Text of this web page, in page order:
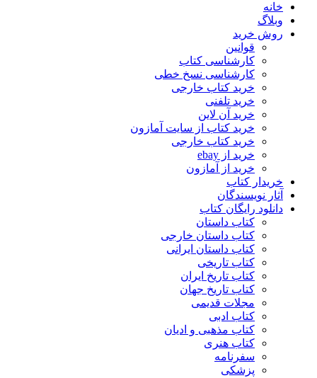
خانه
وبلاگ
روش خرید
قوانین
کارشناسی کتاب
کارشناسی نسخ خطی
خرید کتاب خارجی
خرید تلفنی
خرید آن لاین
خرید کتاب از سایت آمازون
خرید کتاب خارجی
خرید از ebay
خرید از آمازون
خریدار کتاب
آثار نویسندگان
دانلود رایگان کتاب
کتاب داستان
کتاب داستان خارجی
کتاب داستان ایرانی
کتاب تاریخی
کتاب تاریخ ایران
کتاب تاریخ جهان
مجلات قدیمی
کتاب ادبی
کتاب مذهبی و ادیان
کتاب هنری
سفرنامه
پزشکی